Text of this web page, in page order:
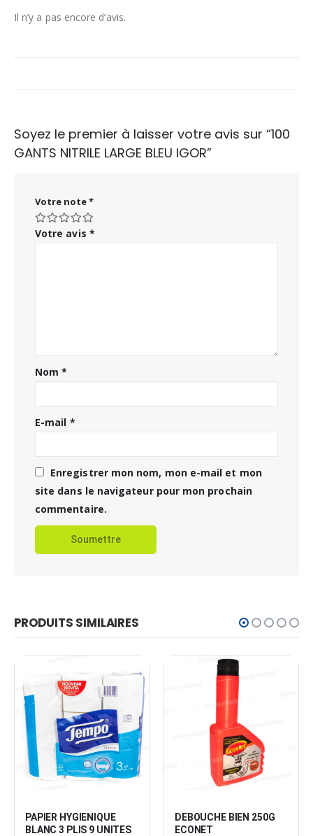
Il n’y a pas encore d’avis.
Soyez le premier à laisser votre avis sur “100
GANTS NITRILE LARGE BLEU IGOR”
Votre note*
Votre avis *
Nom*
E-mail *
Enregistrer mon nom, mon e-mail et mon
site dans le navigateur pour mon prochain
commentaire.
PRODUITS SIMILAIRES
PAPIER HYGIENIQUE
BLANC 3 PLIS 9 UNITES
DEBOUCHE BIEN 250G
ECONET